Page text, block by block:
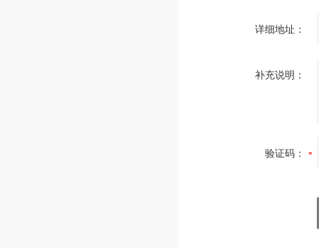
详细地址：
补充说明：
验证码：